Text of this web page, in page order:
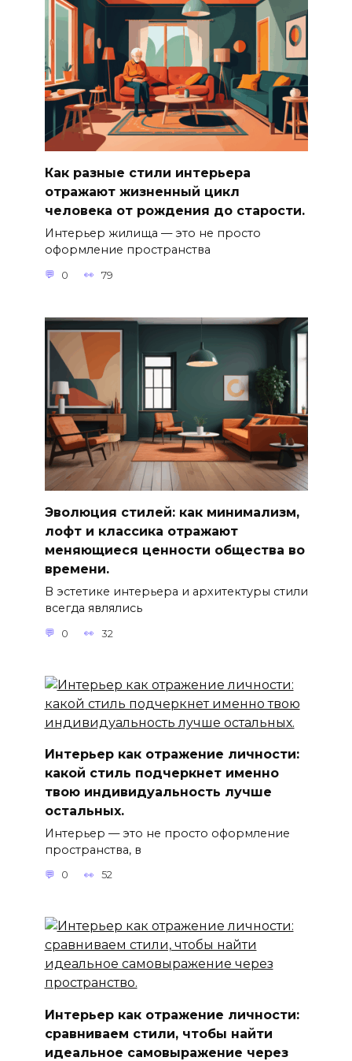
Как разные стили интерьера
отражают жизненный цикл
человека от рождения до старости.
Интерьер жилища — это не просто
оформление пространства
0 79
Эволюция стилей: как минимализм,
лофт и классика отражают
меняющиеся ценности общества во
времени.
В эстетике интерьера и архитектуры стили
всегда являлись
0 32
Интерьер как отражение личности:
какой стиль подчеркнет именно
твою индивидуальность лучше
остальных.
Интерьер — это не просто оформление
пространства, в
0 52
Интерьер как отражение личности:
сравниваем стили, чтобы найти
идеальное самовыражение через